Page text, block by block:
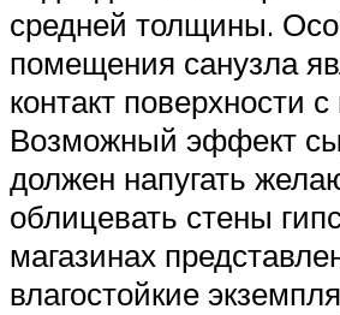
средней толщины.
помещения санузла
контакт поверхности
Возможный эффект
должен напугать
облицевать стены
магазинах
влагостойкие